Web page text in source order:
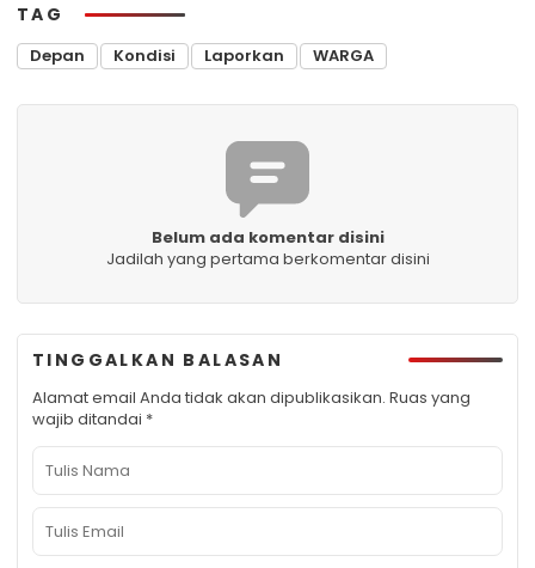
TAG
Depan Kondisi Laporkan WARGA
Belum ada komentar disini
Jadilah yang pertama berkomentar disini
TINGGALKAN BALASAN
Alamat email Anda tidak akan dipublikasikan. Ruas yang
wajib ditandai *